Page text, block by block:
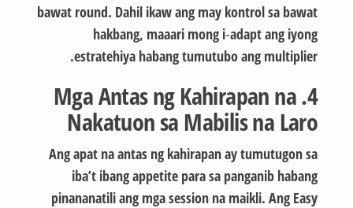
bawat round. Dahil ikaw ang may kontrol sa bawat
hakbang, maaari mong i‑adapt ang iyong
estratehiya habang tumutubo ang multiplier.
4. Mga Antas ng Kahirapan na
Nakatuon sa Mabilis na Laro
Ang apat na antas ng kahirapan ay tumutugon sa
iba’t ibang appetite para sa panganib habang
pinananatili ang mga session na maikli. Ang Easy